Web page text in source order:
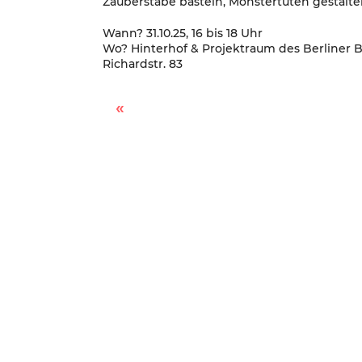
Wann? 31.10.25, 16 bis 18 Uhr
Wo? Hinterhof & Projektraum des Berliner
Richardstr. 83